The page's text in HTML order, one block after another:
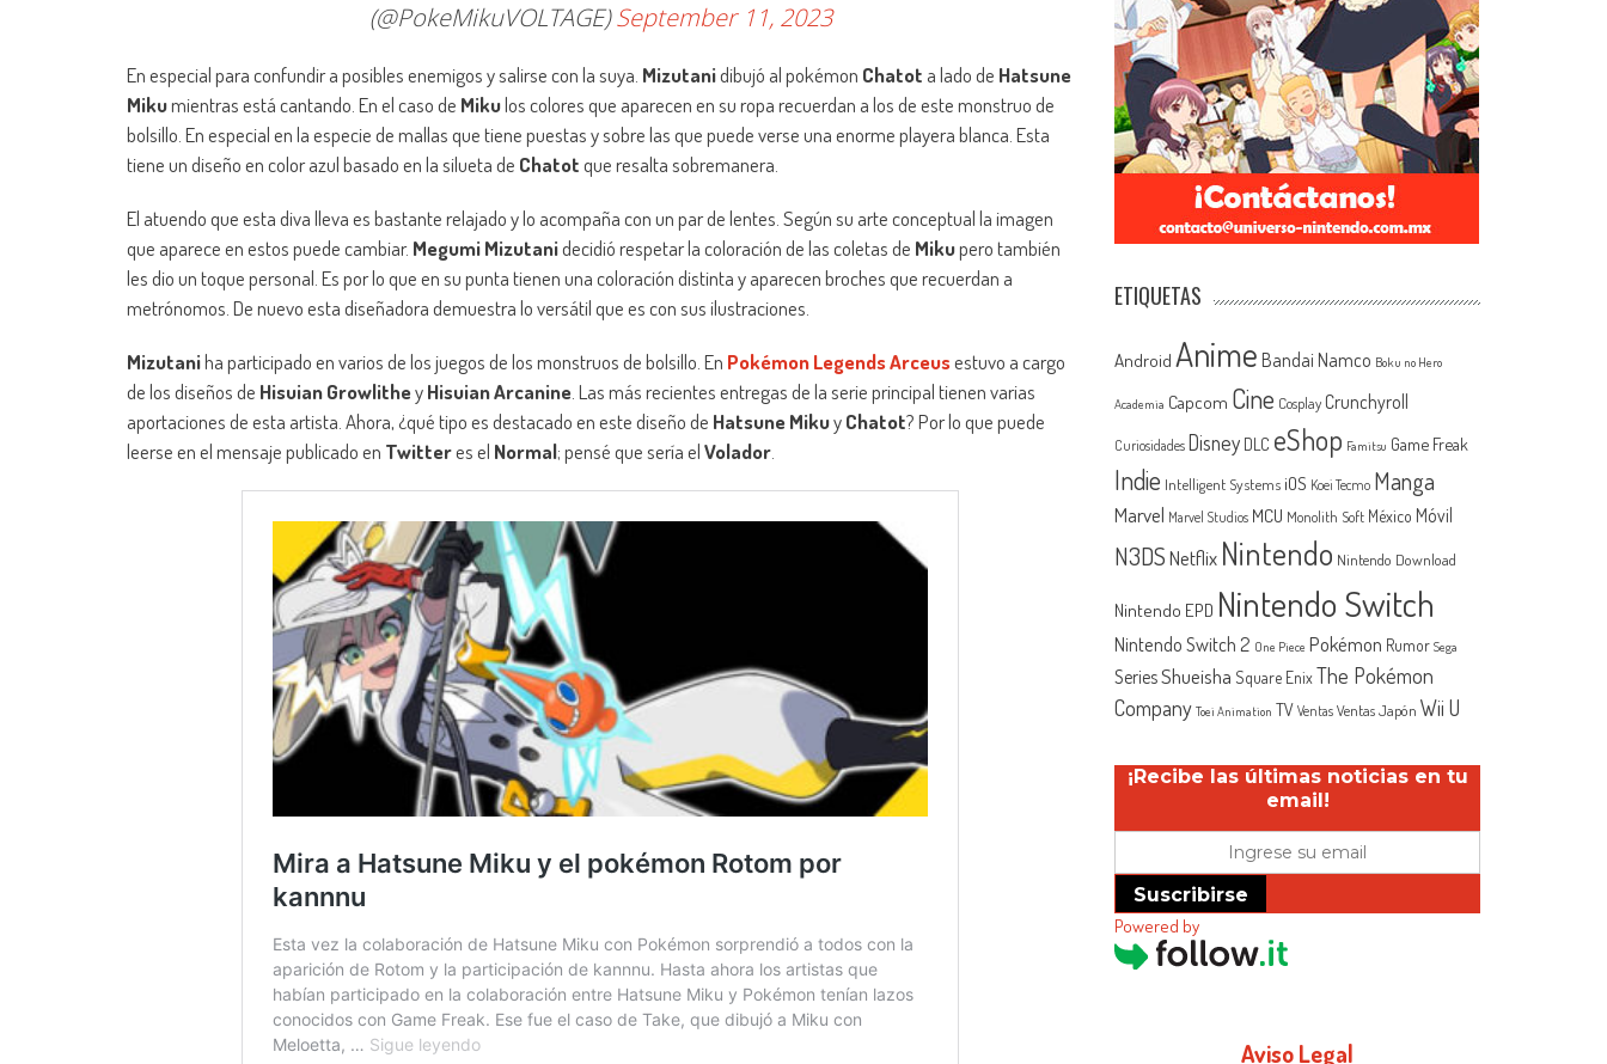
(@PokeMikuVOLTAGE)September 11, 2023
En especial para confundir a posibles enemigos y salirse con la suya. Mizutanidibujó al pokémon Chatot a lado de Hatsune
Mikumientras está cantando. En el caso de Mikulos colores que aparecen en su ropa recuerdan a los de este monstruo de
bolsillo. En especial en la especie de mallas que tiene puestas y sobre las que puede verse una enorme playera blanca. Esta
tiene un diseño en color azul basado en la silueta de Chatotque resalta sobremanera.
El atuendo que esta diva lleva es bastante relajado y lo acompaña con un par de lentes. Según su arte conceptual la imagen
que aparece en estos puede cambiar. Megumi Mizutanidecidió respetar la coloración de las coletas de Mikupero también
les dio un toque personal. Es por lo que en su punta tienen una coloración distinta y aparecen broches que recuerdan a
metrónomos. De nuevo esta diseñadora demuestra lo versátil que es con sus ilustraciones.
Mizutaniha participado en varios de los juegos de los monstruos de bolsillo. En Pokémon Legends Arceusestuvo a cargo
de los diseños de Hisuian GrowlitheyHisuian Arcanine. Las más recientes entregas de la serie principal tienen varias
aportaciones de esta artista. Ahora, ¿qué tipo es destacado en este diseño de Hatsune MikuyChatot? Por lo que puede
leerse en el mensaje publicado en Twitteres el Normal; pensé que sería elVolador.
ETIQUETAS
Android Anime Bandai Namco Boku no Hero
Academia Capcom Cine Cosplay Crunchyroll
Curiosidades Disney DLC eShop Famitsu Game Freak
Indie Intelligent Systems iOS Koei Tecmo Manga
Marvel Marvel Studios MCU Monolith Soft México Móvil
N3DSNetflix Nintendo Nintendo Download
Nintendo EPD Nintendo Switch
Nintendo Switch 2 One Piece Pokémon Rumor Sega
SeriesShueisha Square EnixThe Pokémon
Company Toei Animation TV Ventas Ventas Japón Wii U
¡Recibe las últimas noticias en tu
email!
Suscribirse
Powered by
Aviso Legal